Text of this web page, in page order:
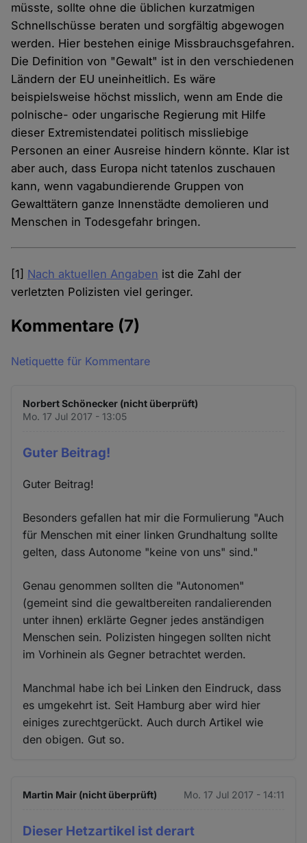
müsste, sollte ohne die üblichen kurzatmigen
Schnellschüsse beraten und sorgfältig abgewogen
werden. Hier bestehen einige Missbrauchsgefahren.
Die Definition von "Gewalt" ist in den verschiedenen
Ländern der EU uneinheitlich. Es wäre
beispielsweise höchst misslich, wenn am Ende die
polnische- oder ungarische Regierung mit Hilfe
dieser Extremistendatei politisch missliebige
Personen an einer Ausreise hindern könnte. Klar ist
aber auch, dass Europa nicht tatenlos zuschauen
kann, wenn vagabundierende Gruppen von
Gewalttätern ganze Innenstädte demolieren und
Menschen in Todesgefahr bringen.
[1] Nach aktuellen Angaben ist die Zahl der
verletzten Polizisten viel geringer.
Kommentare (7)
Netiquette für Kommentare
Norbert Schönecker (nicht überprüft)
Mo. 17 Jul 2017 - 13:05
Guter Beitrag!
Guter Beitrag!
Besonders gefallen hat mir die Formulierung "Auch
für Menschen mit einer linken Grundhaltung sollte
gelten, dass Autonome "keine von uns" sind."
Genau genommen sollten die "Autonomen"
(gemeint sind die gewaltbereiten randalierenden
unter ihnen) erklärte Gegner jedes anständigen
Menschen sein. Polizisten hingegen sollten nicht
im Vorhinein als Gegner betrachtet werden.
Manchmal habe ich bei Linken den Eindruck, dass
es umgekehrt ist. Seit Hamburg aber wird hier
einiges zurechtgerückt. Auch durch Artikel wie
den obigen. Gut so.
Martin Mair (nicht überprüft) Mo. 17 Jul 2017 - 14:11
Dieser Hetzartikel ist derart